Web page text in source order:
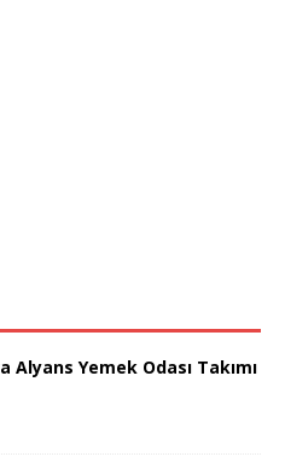
Alyans Yemek Odası Takımı